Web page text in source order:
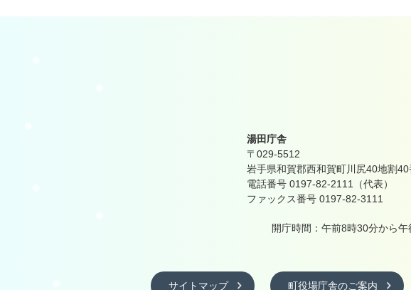
湯田庁舎
〒029-5512
岩手県和賀郡西和賀町川尻40地割40
電話番号 0197-82-2111（代表）
ファックス番号 0197-82-3111
開庁時間：午前8時30分から
サイトマップ 町役場庁舎のご案内